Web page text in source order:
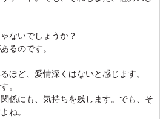
ないでしょうか？
るのです。
ほど、愛情深くはないと感じます。
。
係にも、気持ちを残します。でも、そ
ね。